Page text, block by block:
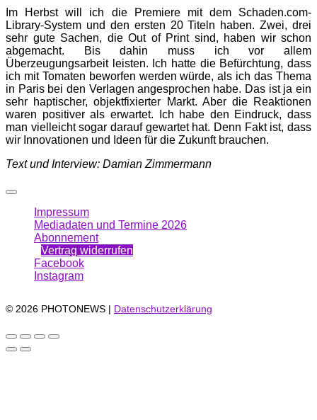
Im Herbst will ich die Premiere mit dem Schaden.com-
Library-System und den ersten 20 Titeln haben. Zwei, drei
sehr gute Sachen, die Out of Print sind, haben wir schon
abgemacht. Bis dahin muss ich vor allem
Überzeugungsarbeit leisten. Ich hatte die Befürchtung, dass
ich mit Tomaten beworfen werden würde, als ich das Thema
in Paris bei den Verlagen angesprochen habe. Das ist ja ein
sehr haptischer, objektfixierter Markt. Aber die Reaktionen
waren positiver als erwartet. Ich habe den Eindruck, dass
man vielleicht sogar darauf gewartet hat. Denn Fakt ist, dass
wir Innovationen und Ideen für die Zukunft brauchen.
Text und Interview: Damian Zimmermann
Impressum
Mediadaten und Termine 2026
Abonnement
Vertrag widerrufen
Facebook
Instagram
© 2026 PHOTONEWS | Datenschutzerklärung